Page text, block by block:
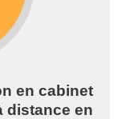
en cabinet
distance en